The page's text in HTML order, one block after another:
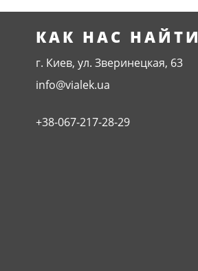
КАК НАС НАЙТИ
г. Киев, ул. Зверинецкая, 63
info@vialek.ua
+38-067-217-28-29